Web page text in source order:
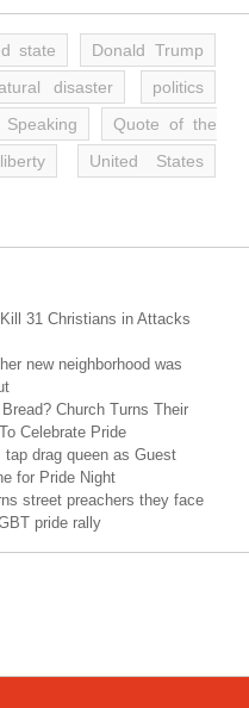
state
Donald Trump
disaster
politics
Speaking
Quote of the
United States
31 Christians in Attacks
new neighborhood was
Church Turns Their
Celebrate Pride
tap drag queen as Guest
for Pride Night
street preachers they face
pride rally